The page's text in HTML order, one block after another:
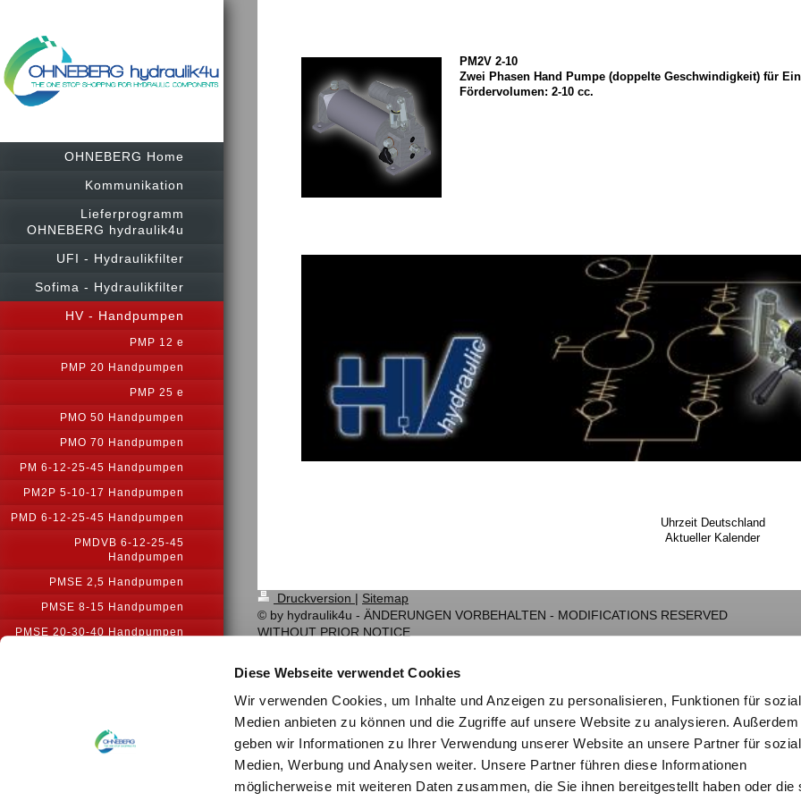
Diese Webseite verwendet Cookies
Wir verwenden Cookies, um Inhalte und Anzeigen zu personalisieren, Funktionen für
Medien anbieten zu können und die Zugriffe auf unsere Website zu analysieren. Außerdem
geben wir Informationen zu Ihrer Verwendung unserer Website an unsere Partner für
Medien, Werbung und Analysen weiter. Unsere Partner führen diese Informationen
möglicherweise mit weiteren Daten zusammen, die Sie ihnen bereitgestellt haben oder die
OHNEBERG Home
Kommunikation
Lieferprogramm
OHNEBERG hydraulik4u
UFI - Hydraulikfilter
Sofima - Hydraulikfilter
HV - Handpumpen
PMP 12 e
PMP 20 Handpumpen
PMP 25 e
PMO 50 Handpumpen
PMO 70 Handpumpen
PM 6-12-25-45 Handpumpen
PM2P 5-10-17 Handpumpen
PMD 6-12-25-45 Handpumpen
PMDVB 6-12-25-45
Handpumpen
PMSE 2,5 Handpumpen
PMSE 8-15 Handpumpen
PMSE 20-30-40 Handpumpen
PM2V 5-80 Handpumpen
PMSEC 5 Handpumpe
PM2V 2-10
Zwei Phasen Hand Pumpe (doppelte Geschwindigkeit) für
Fördervolumen: 2-10 cc.
Uhrzeit Deutschland
Aktueller Kalender
Druckversion | Sitemap
© by hydraulik4u - ÄNDERUNGEN VORBEHALTEN - MODIFICATIONS RESERVED
WITHOUT PRIOR NOTICE